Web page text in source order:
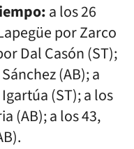
a los 26
por Zarco
Dal Casón (ST);
(AB); a
(ST); a los
(AB); a los 43,